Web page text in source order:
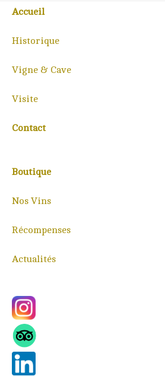
Accueil
Historique
Vigne & Cave
Visite
Contact
Boutique
Nos Vins
Récompenses
Actualités